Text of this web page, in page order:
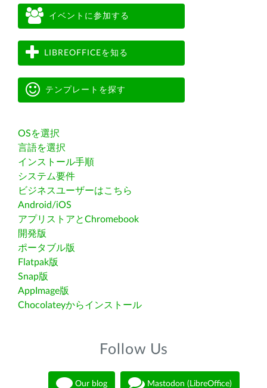
イベントに参加する
LIBREOFFICEを知る
テンプレートを探す
OSを選択
言語を選択
インストール手順
システム要件
ビジネスユーザーはこちら
Android/iOS
アプリストアとChromebook
開発版
ポータブル版
Flatpak版
Snap版
AppImage版
Chocolateyからインストール
Follow Us
Our blog Mastodon (LibreOffice)